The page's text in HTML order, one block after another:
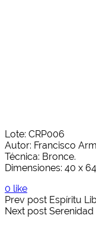
Lote: CRP006
Autor: Francisco
Técnica: Bronce.
Dimensiones: 40 x
0 like
Prev post Espíritu
Next post Serenidad